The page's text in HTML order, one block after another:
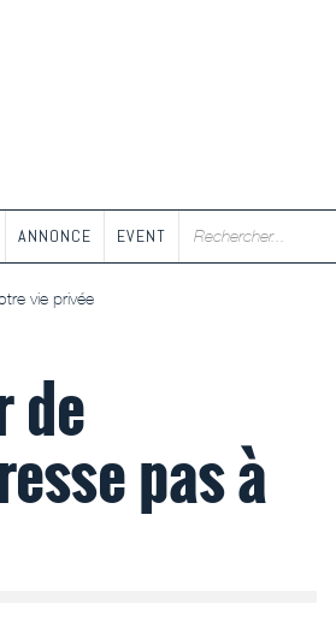
ANNONCE EVENT
vie privée
de
pas à